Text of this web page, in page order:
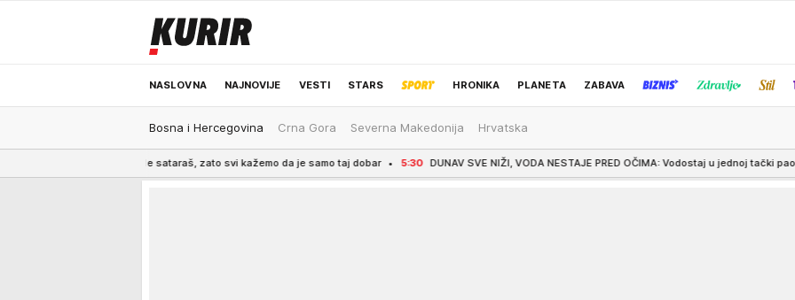
NASLOVNA NAJNOVIJE VESTI STARS HRONIKA PLANETA ZABAVA
ODRŽIVA BUDUĆNOST REGION NEWS IZBOR UREDNIKA
Bosna i Hercegovina Crna Gora Severna Makedonija Hrvatska
bake spremale sataraš, zato svi kažemo da je samo taj dobar 5:30 DUNAV SVE NIŽI, VODA NESTAJE PRED OČIMA: Vodostaj u jednoj tački pao na -97